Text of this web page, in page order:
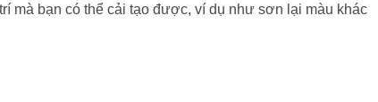
mà bạn có thể cải tạo được, ví dụ như sơn lại màu khác